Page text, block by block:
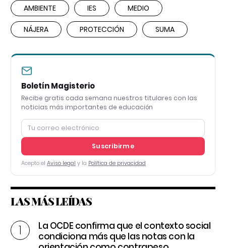
AMBIENTE IES MEDIO
NÁJERA PROTECCIÓN SUMA
Boletín Magisterio
Recibe gratis cada semana nuestros titulares con las
noticias más importantes de educación
Suscribirme
Acepto el Aviso legal y la Política de privacidad
LAS MÁS LEÍDAS
La OCDE confirma que el contexto social
condiciona más que las notas con la